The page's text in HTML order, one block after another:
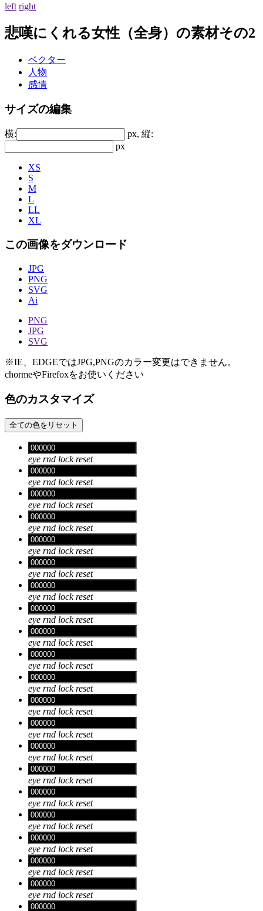
left right
悲嘆にくれる女性（全身）の素材その2
ベクター
人物
感情
サイズの編集
横:
px, 縦:
px
XS
S
M
L
LL
XL
この画像をダウンロード
JPG
PNG
SVG
Ai
PNG
JPG
SVG
※IE、EDGEではJPG,PNGのカラー変更はできません。
chormeやFirefoxをお使いください
色のカスタマイズ
全ての色をリセット
eye rnd lock reset
eye rnd lock reset
eye rnd lock reset
eye rnd lock reset
eye rnd lock reset
eye rnd lock reset
eye rnd lock reset
eye rnd lock reset
eye rnd lock reset
eye rnd lock reset
eye rnd lock reset
eye rnd lock reset
eye rnd lock reset
eye rnd lock reset
eye rnd lock reset
eye rnd lock reset
eye rnd lock reset
eye rnd lock reset
eye rnd lock reset
eye rnd lock reset